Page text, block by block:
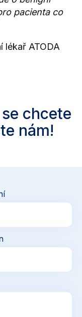
pacienta co
lékař ATODA
chcete
nám!